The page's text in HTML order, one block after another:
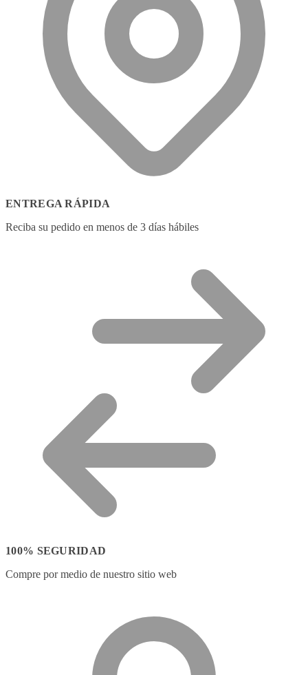
ENTREGA RÁPIDA
Reciba su pedido en menos de 3 días hábiles
100% SEGURIDAD
Compre por medio de nuestro sitio web